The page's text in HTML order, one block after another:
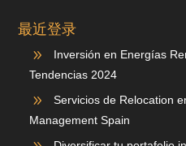
最近登录
9
Inversión en Energías
Tendencias 2024
9
Servicios de Relocation
Management Spain